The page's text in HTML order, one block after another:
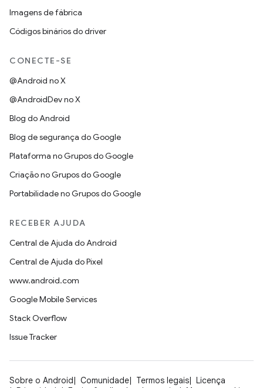
Imagens de fábrica
Códigos binários do driver
CONECTE-SE
@Android no X
@AndroidDev no X
Blog do Android
Blog de segurança do Google
Plataforma no Grupos do Google
Criação no Grupos do Google
Portabilidade no Grupos do Google
RECEBER AJUDA
Central de Ajuda do Android
Central de Ajuda do Pixel
www.android.com
Google Mobile Services
Stack Overflow
Issue Tracker
Sobre o Android Comunidade Termos legais
Licença